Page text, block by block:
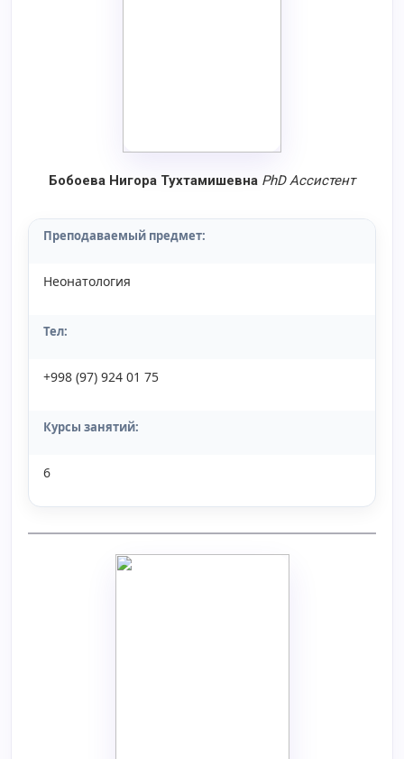
Бобоева Нигора Тухтамишевна PhD Aссистент
Преподаваемый предмет:
Неонатология
Тел:
+998 (97) 924 01 75
Курсы занятий:
6